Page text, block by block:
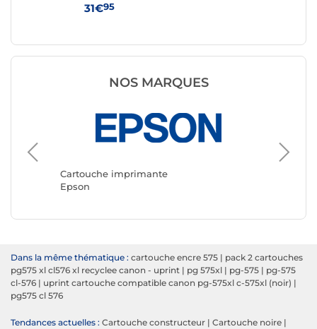
31€95
NOS MARQUES
Cartouche imprimante
Epson
Canon
Dans la même thématique : cartouche encre 575 | pack 2 cartouches
pg575 xl cl576 xl recyclee canon - uprint | pg 575xl | pg-575 | pg-575
cl-576 | uprint cartouche compatible canon pg-575xl c-575xl (noir) |
pg575 cl 576
Tendances actuelles : Cartouche constructeur | Cartouche noire |